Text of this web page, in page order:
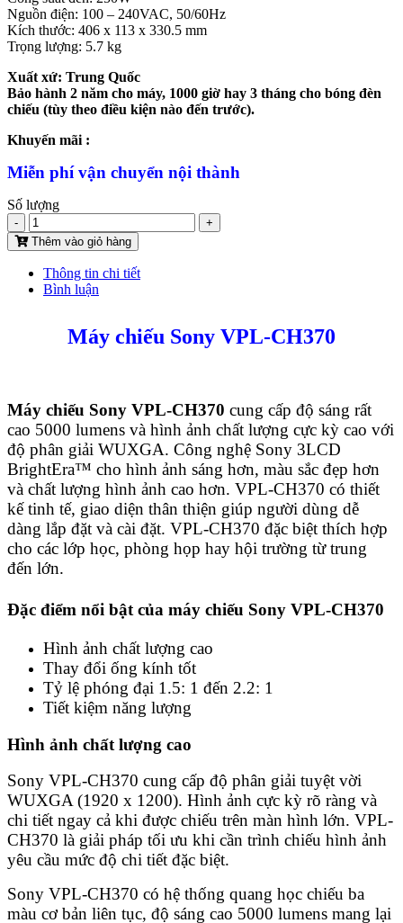
Nguồn điện: 100 – 240VAC, 50/60Hz
Kích thước: 406 x 113 x 330.5 mm
Trọng lượng: 5.7 kg
Xuất xứ: Trung Quốc
Bảo hành 2 năm cho máy, 1000 giờ hay 3 tháng cho bóng đèn
chiếu (tùy theo điều kiện nào đến trước).
Khuyến mãi :
Miễn phí vận chuyển nội thành
Số lượng
-
+
Thêm vào giỏ hàng
Thông tin chi tiết
Bình luận
Máy chiếu Sony VPL-CH370
Máy chiếu Sony VPL-CH370 cung cấp độ sáng rất
cao 5000 lumens và hình ảnh chất lượng cực kỳ cao với
độ phân giải WUXGA. Công nghệ Sony 3LCD
BrightEra™ cho hình ảnh sáng hơn, màu sắc đẹp hơn
và chất lượng hình ảnh cao hơn. VPL-CH370 có thiết
kế tinh tế, giao diện thân thiện giúp người dùng dễ
dàng lắp đặt và cài đặt. VPL-CH370 đặc biệt thích hợp
cho các lớp học, phòng họp hay hội trường từ trung
đến lớn.
Đặc điểm nổi bật của máy chiếu Sony VPL-CH370
Hình ảnh chất lượng cao
Thay đổi ống kính tốt
Tỷ lệ phóng đại 1.5: 1 đến 2.2: 1
Tiết kiệm năng lượng
Hình ảnh chất lượng cao
Sony VPL-CH370 cung cấp độ phân giải tuyệt vời
WUXGA (1920 x 1200). Hình ảnh cực kỳ rõ ràng và
chi tiết ngay cả khi được chiếu trên màn hình lớn. VPL-
CH370 là giải pháp tối ưu khi cần trình chiếu hình ảnh
yêu cầu mức độ chi tiết đặc biệt.
Sony VPL-CH370 có hệ thống quang học chiếu ba
màu cơ bản liên tục, độ sáng cao 5000 lumens mang lại